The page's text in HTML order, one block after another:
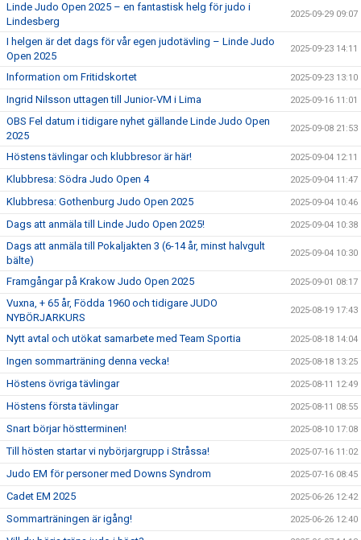
Linde Judo Open 2025 – en fantastisk helg för judo i
Lindesberg
2025-09-29 09:07
I helgen är det dags för vår egen judotävling – Linde Judo
Open 2025
2025-09-23 14:11
Information om Fritidskortet 2025-09-23 13:10
Ingrid Nilsson uttagen till Junior-VM i Lima 2025-09-16 11:01
OBS Fel datum i tidigare nyhet gällande Linde Judo Open
2025
2025-09-08 21:53
Höstens tävlingar och klubbresor är här! 2025-09-04 12:11
Klubbresa: Södra Judo Open 4 2025-09-04 11:47
Klubbresa: Gothenburg Judo Open 2025 2025-09-04 10:46
Dags att anmäla till Linde Judo Open 2025! 2025-09-04 10:38
Dags att anmäla till Pokaljakten 3 (6-14 år, minst halvgult
bälte)
2025-09-04 10:30
Framgångar på Krakow Judo Open 2025 2025-09-01 08:17
Vuxna, + 65 år, Födda 1960 och tidigare JUDO
NYBÖRJARKURS
2025-08-19 17:43
Nytt avtal och utökat samarbete med Team Sportia 2025-08-18 14:04
Ingen sommarträning denna vecka! 2025-08-18 13:25
Höstens övriga tävlingar 2025-08-11 12:49
Höstens första tävlingar 2025-08-11 08:55
Snart börjar höstterminen! 2025-08-10 17:08
Till hösten startar vi nybörjargrupp i Stråssa! 2025-07-16 11:02
Judo EM för personer med Downs Syndrom 2025-07-16 08:45
Cadet EM 2025 2025-06-26 12:42
Sommarträningen är igång! 2025-06-26 12:40